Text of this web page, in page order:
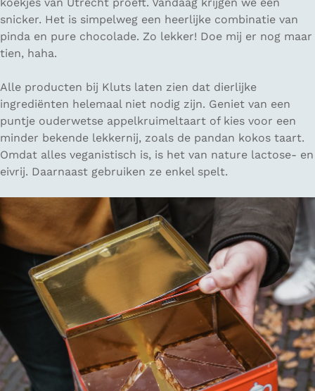
snicker. Het is simpelweg een heerlijke combinatie van
pinda en pure chocolade. Zo lekker! Doe mij er nog maar
tien, haha.
Alle producten bij Kluts laten zien dat dierlijke
ingrediënten helemaal niet nodig zijn. Geniet van een
puntje ouderwetse appelkruimeltaart of kies voor een
minder bekende lekkernij, zoals de pandan kokos taart.
Omdat alles veganistisch is, is het van nature lactose- en
eivrij. Daarnaast gebruiken ze enkel spelt.